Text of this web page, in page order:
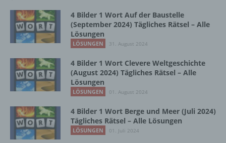
4 Bilder 1 Wort Auf der Baustelle
(September 2024) Tägliches Rätsel – Alle
Lösungen
LÖSUNGEN 31. August 2024
4 Bilder 1 Wort Clevere Weltgeschichte
(August 2024) Tägliches Rätsel – Alle
Lösungen
LÖSUNGEN 01. August 2024
4 Bilder 1 Wort Berge und Meer (Juli 2024)
Tägliches Rätsel – Alle Lösungen
LÖSUNGEN 01. Juli 2024
Verarbeitung Verantwortlichen verarbeitet
werden.
Verarbeitung ist jeder mit oder ohne Hilfe
automatisierter Verfahren ausgeführte
Vorgang oder jede solche Vorgangsreihe im
Zusammenhang mit personenbezogenen
Daten wie das Erheben, das Erfassen, die
Organisation, das Ordnen, die Speicherung,
die Anpassung oder Veränderung, das